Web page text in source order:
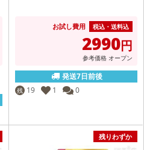
お試し費用 税込・送料込
2990円
参考価格 オープン
発送7日前後
残 19 1 0
残りわずか